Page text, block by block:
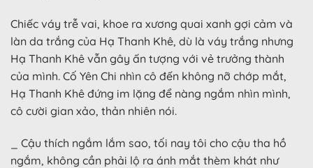
Chiếc váy trễ vai, khoe ra xương quai xanh gợi cảm và
làn da trắng của Hạ Thanh Khê, dù là váy trắng nhưng
Hạ Thanh Khê vẫn gây ấn tượng với vẻ trưởng thành
của mình. Cố Yên Chi nhìn cô đến không nỡ chớp mắt,
Hạ Thanh Khê đứng im lặng để nàng ngắm nhìn mình,
cô cười gian xảo, thản nhiên nói.
_ Cậu thích ngắm lắm sao, tối nay tôi cho cậu tha hồ
ngắm, không cần phải lộ ra ánh mắt thèm khát như